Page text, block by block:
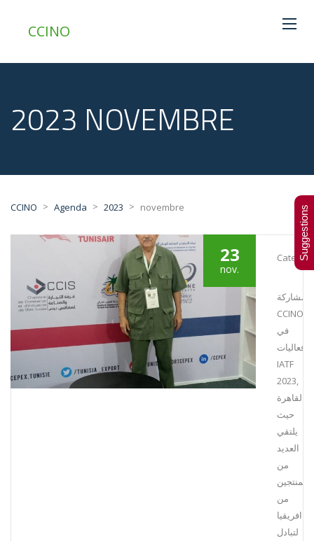
CCINO
2023 NOVEMBRE
CCINO > Agenda > 2023 > novembre
23
nov.
مشاركة
CCINO
في
فعاليات…….
IATF
2023,
بالقاهرة
حيث
يلتقي
العديد
من
المنتجين
من
افريقيا
لتبادل
Suggestions